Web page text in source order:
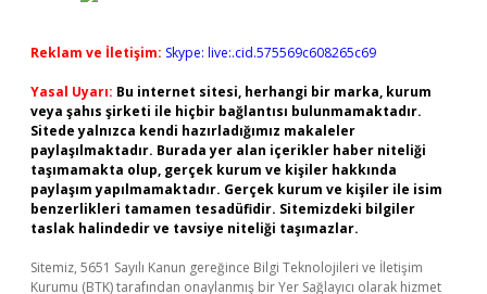
Reklam ve İletişim: Skype: live:.cid.575569c608265c69
Yasal Uyarı: Bu internet sitesi, herhangi bir marka, kurum
veya şahıs şirketi ile hiçbir bağlantısı bulunmamaktadır.
Sitede yalnızca kendi hazırladığımız makaleler
paylaşılmaktadır. Burada yer alan içerikler haber niteliği
taşımamakta olup, gerçek kurum ve kişiler hakkında
paylaşım yapılmamaktadır. Gerçek kurum ve kişiler ile isim
benzerlikleri tamamen tesadüfidir. Sitemizdeki bilgiler
taslak halindedir ve tavsiye niteliği taşımazlar.
Sitemiz, 5651 Sayılı Kanun gereğince Bilgi Teknolojileri ve İletişim
Kurumu (BTK) tarafından onaylanmış bir Yer Sağlayıcı olarak hizmet